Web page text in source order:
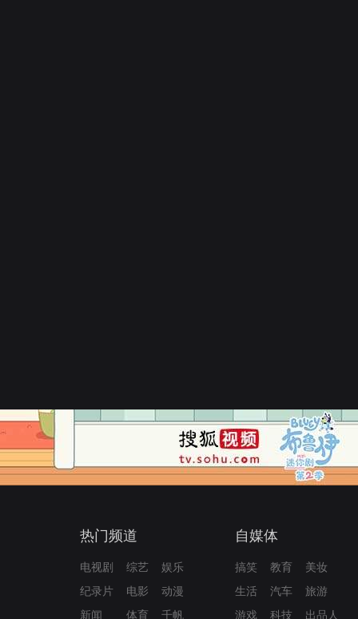
热门频道
电视剧 综艺
娱乐
纪录片
电影
动漫
新闻
体育 千帆
自媒体
搞笑 教育
美妆
生活
汽车
旅游
游戏
科技 出品人